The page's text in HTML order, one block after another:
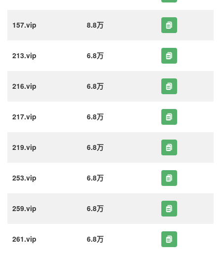
157.vip 8.8万
213.vip 6.8万
216.vip 6.8万
217.vip 6.8万
219.vip 6.8万
253.vip 6.8万
259.vip 6.8万
261.vip 6.8万